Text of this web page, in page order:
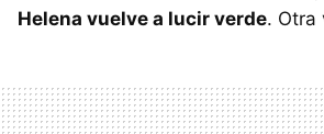
Helena vuelve a lucir verde. Otra